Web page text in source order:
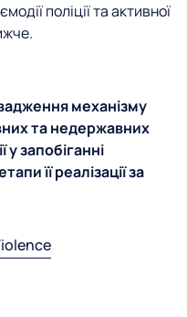
поліції та активної
механізму
та недержавних
у запобіганні
її реалізації за